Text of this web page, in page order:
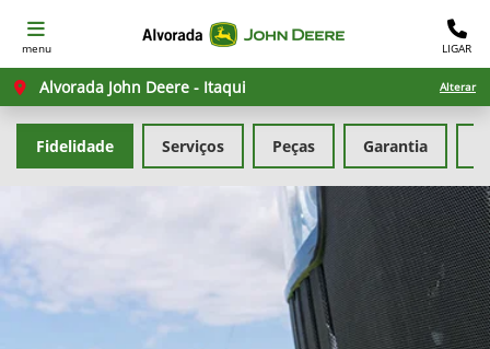
menu LIGAR
Alvorada John Deere - Itaqui Alterar
Serviços Peças Garantia
Fidelidade